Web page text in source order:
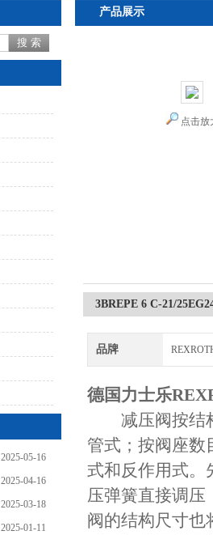
2025-05-16
2025-04-16
2025-03-18
2025-01-11
产品展示
点击放
3BREPE 6 C-21/
品牌
德国力士乐
减压阀按结构
管式；按阀座数
式和反作用式。
压弹簧直接调压
阀的结构尺寸也